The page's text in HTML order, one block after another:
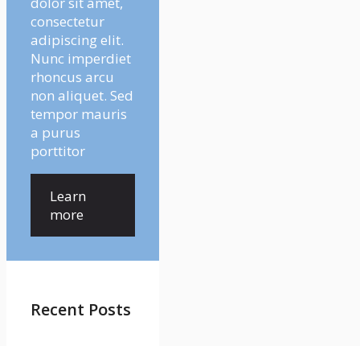
consectetur
adipiscing elit.
Nunc imperdiet
rhoncus arcu
non aliquet. Sed
tempor mauris
a purus
porttitor
Learn
more
Recent Posts